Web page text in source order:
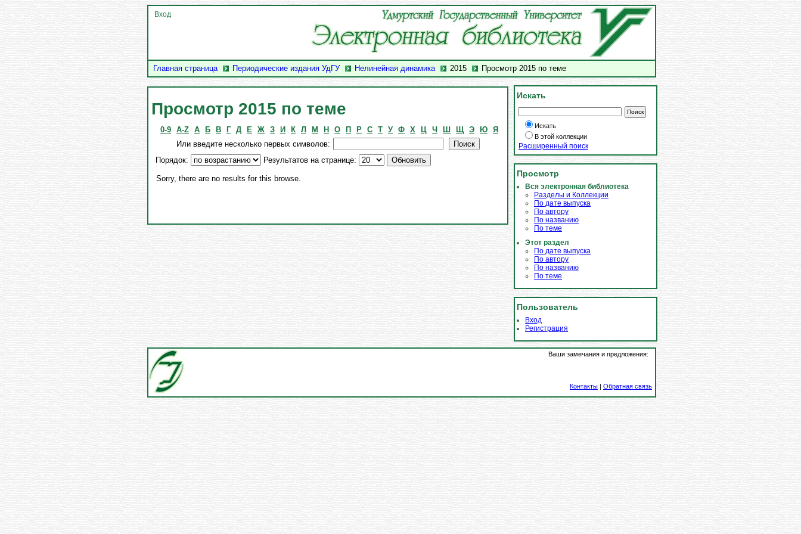
Главная страница Периодические издания УдГУ Нелинейная динамика 2015 Просмотр 2015 по теме
Вход
Просмотр 2015 по теме
0-9 A-Z А Б В Г Д Е Ж З И К Л М Н О П Р С Т У Ф Х Ц Ч Ш Щ Э Ю Я
Или введите несколько первых символов:
Порядок:
Результатов на странице:
Sorry, there are no results for this browse.
Искать
Искать
В этой коллекции
Расширенный поиск
Просмотр
Вся электронная библиотека
Разделы и Коллекции
По дате выпуска
По автору
По названию
По теме
Этот раздел
По дате выпуска
По автору
По названию
По теме
Пользователь
Вход
Регистрация
Ваши замечания и предложения:
Контакты | Обратная связь